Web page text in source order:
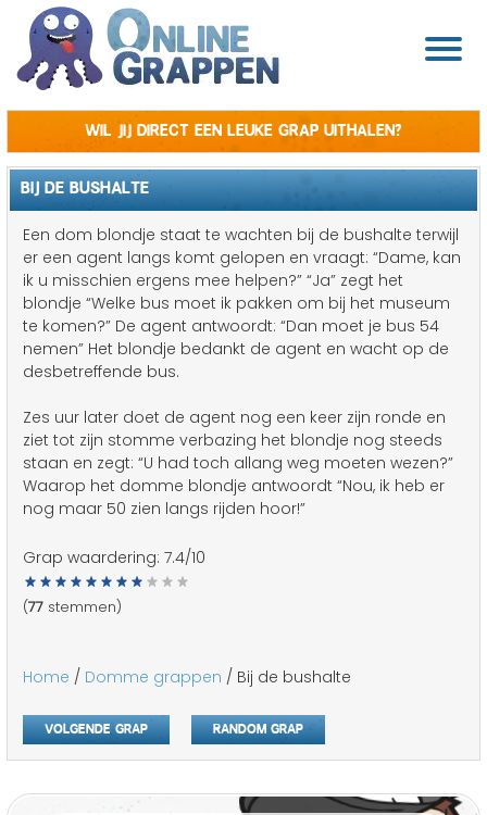
Wil jij direct een leuke grap uithalen?
BIJ DE BUSHALTE
Een dom blondje staat te wachten bij de bushalte terwijl
er een agent langs komt gelopen en vraagt: “Dame, kan
ik u misschien ergens mee helpen?” “Ja” zegt het
blondje “Welke bus moet ik pakken om bij het museum
te komen?” De agent antwoordt: “Dan moet je bus 54
nemen” Het blondje bedankt de agent en wacht op de
desbetreffende bus.
Zes uur later doet de agent nog een keer zijn ronde en
ziet tot zijn stomme verbazing het blondje nog steeds
staan en zegt: “U had toch allang weg moeten wezen?”
Waarop het domme blondje antwoordt “Nou, ik heb er
nog maar 50 zien langs rijden hoor!”
Grap waardering: 7.4/10
(77 stemmen)
Home / Domme grappen / Bij de bushalte
Volgende grap Random grap